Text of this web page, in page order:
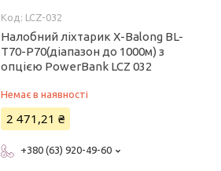
LCZ-032
Налобний ліхтарик X-Balong BL-
T70-P70(діапазон до 1000м) з
опцією PowerBank LCZ 032
Немає в наявності
2 471,21 ₴
+380 (63) 920-49-60